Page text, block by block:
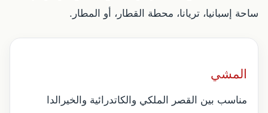
ساحة إسبانيا، تريانا، محطة القطار، أو المطار.
المشي
مناسب بين القصر الملكي والكاتدرائية والخيرالدا